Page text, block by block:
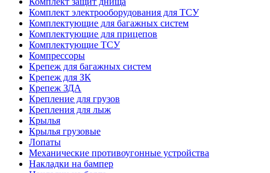
Комплект электрооборудования для ТСУ
Комплектующие для багажных систем
Комплектующие для прицепов
Комплектующие ТСУ
Компрессоры
Крепеж для багажных систем
Крепеж для ЗК
Крепеж ЗДА
Крепление для грузов
Крепления для лыж
Крылья
Крылья грузовые
Лопаты
Механические противоугонные устройства
Накладки на бампер